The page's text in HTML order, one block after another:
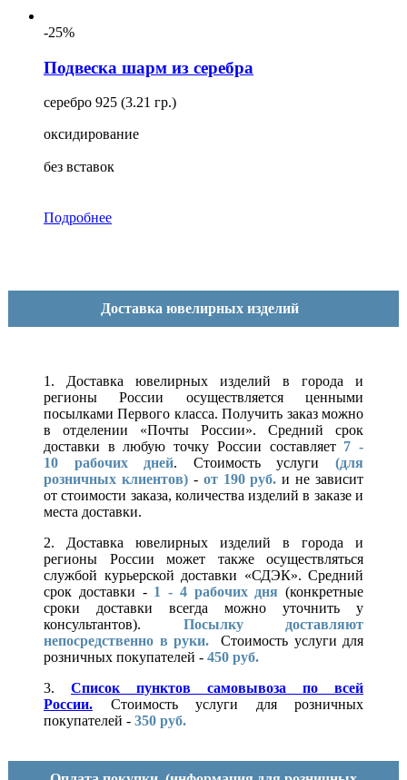
-25%
Подвеска шарм из серебра
серебро 925 (3.21 гр.)
оксидирование
без вставок
Подробнее
Доставка ювелирных изделий
1. Доставка ювелирных изделий в города и
регионы России осуществляется ценными
посылками Первого класса. Получить заказ можно
в отделении «Почты России». Средний срок
доставки в любую точку России составляет 7 -
10 рабочих дней. Стоимость услуги(для
розничных клиентов)- от 190 руб. и не зависит
от стоимости заказа, количества изделий в заказе и
места доставки.
2. Доставка ювелирных изделий в города и
регионы России может также осуществляться
службой курьерской доставки «СДЭК». Средний
срок доставки - 1 - 4 рабочих дня (конкретные
сроки доставки всегда можно уточнить у
консультантов). Посылку доставляют
непосредственно в руки.
Стоимость услуги для
розничных покупателей - 450 руб.
3. Список пунктов самовывоза по всей
России.
Стоимость услуги для розничных
покупателей - 350 руб.